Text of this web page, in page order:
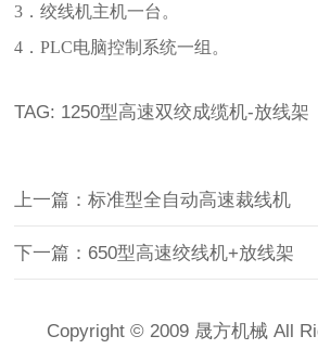
3．绞线机主机一台。
4．PLC电脑控制系统一组。
TAG: 1250型高速双绞成缆机-放线架
上一篇：标准型全自动高速裁线机
下一篇：650型高速绞线机+放线架
Copyright © 2009 晟方机械 All